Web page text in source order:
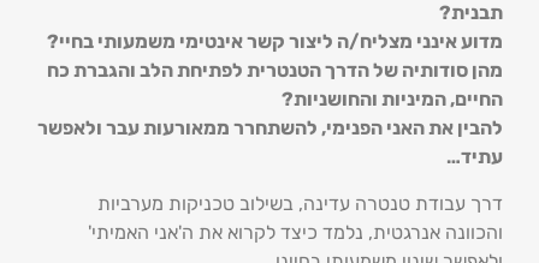
תבנית?
מדוע אינני מצליח/ה ליצור קשר אינטימי משמעותי בחיי?
מהן סודותיה של הדרך הטנטרית לפתיחת הלב והגברת כח
החיים, המיניות והחושניות?
להבין את האני הפנימי, להשתחרר ממאורעות עבר ולאפשר
עתיד…
דרך עבודת טנטרה עדינה, בשילוב טכניקות מערביות
והכוונה אנרגטית, נלמד כיצד לקרוא את ה'אני האמיתי'